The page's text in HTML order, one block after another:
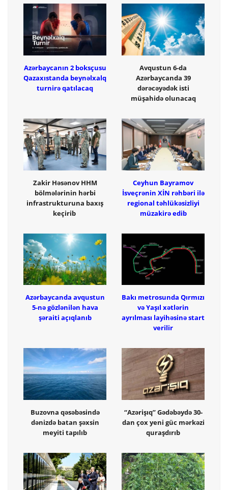
Azərbaycanın 2 boksçusu
Qazaxıstanda beynəlxalq
turnirə qatılacaq
Avqustun 6-da
Azərbaycanda 39
dərəcəyədək isti
müşahidə olunacaq
Zakir Həsənov HHM
bölmələrinin hərbi
infrastrukturuna baxış
keçirib
Ceyhun Bayramov
İsveçrənin XİN rəhbəri ilə
regional təhlükəsizliyi
müzakirə edib
Azərbaycanda avqustun
5-nə gözlənilən hava
şəraiti açıqlanıb
Bakı metrosunda Qırmızı
və Yaşıl xətlərin
ayrılması layihəsinə start
verilir
Buzovna qəsəbəsində
dənizdə batan şəxsin
meyiti tapılıb
“Azərişıq” Gədəbəydə 30-
dan çox yeni güc mərkəzi
quraşdırıb